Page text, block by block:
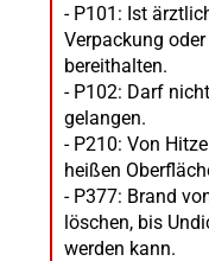
- P101: Ist
Verpackung
bereithalten.
- P102: Darf
gelangen.
- P210: Von
heißen
- P377: Brand
löschen, bis
werden kann.